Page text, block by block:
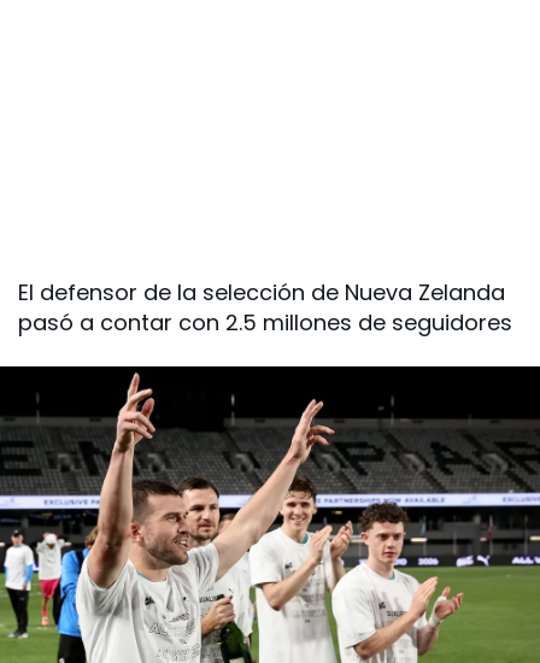
El defensor de la selección de Nueva Zelanda
pasó a contar con 2.5 millones de seguidores